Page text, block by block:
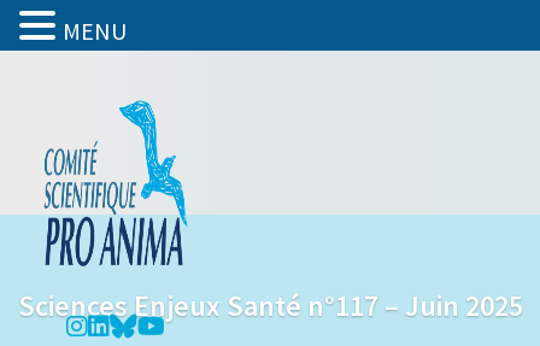
Sciences Enjeux Santé n°117 – Juin 2025
MENU